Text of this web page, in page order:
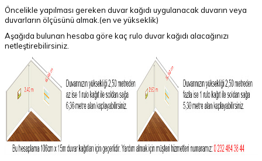
Öncelikle yapılması gereken duvar kağıdı uygulanacak duvarın veya
duvarların ölçüsünü almak.(en ve yükseklik)
Aşağıda bulunan hesaba göre kaç rulo duvar kağıdı alacağınızı
netleştirebilirsiniz.